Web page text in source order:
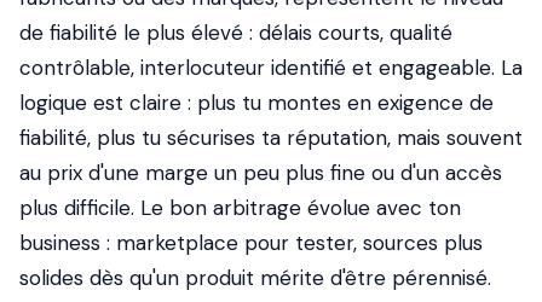
de fiabilité le plus élevé : délais courts, qualité
contrôlable, interlocuteur identifié et engageable. La
logique est claire : plus tu montes en exigence de
fiabilité, plus tu sécurises ta réputation, mais souvent
au prix d'une marge un peu plus fine ou d'un accès
plus difficile. Le bon arbitrage évolue avec ton
business : marketplace pour tester, sources plus
solides dès qu'un produit mérite d'être pérennisé.